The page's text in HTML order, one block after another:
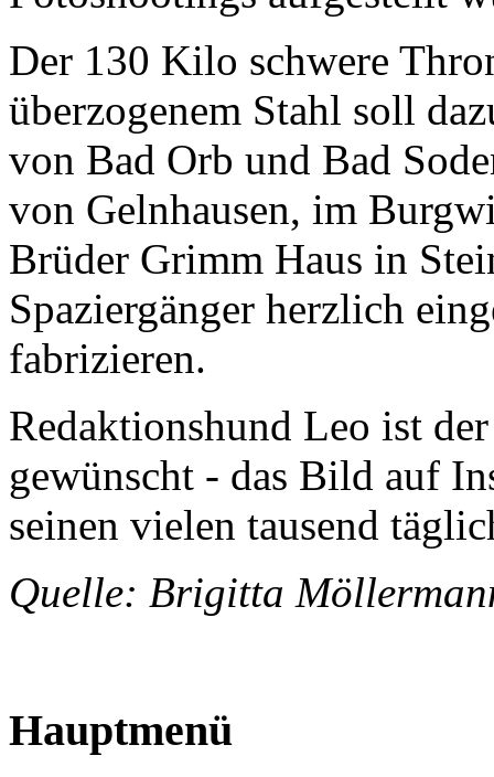
Der 130 Kilo schwere
überzogenem Stahl soll
von Bad Orb und Bad
von Gelnhausen, im
Brüder Grimm Haus in
Spaziergänger herzlich
fabrizieren.
Redaktionshund Leo ist
gewünscht - das Bild auf
seinen vielen tausend
Quelle: Brigitta
Hauptmenü